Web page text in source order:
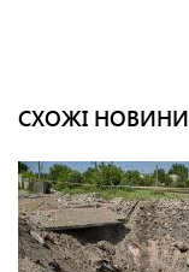
СХОЖІ НОВИНИ